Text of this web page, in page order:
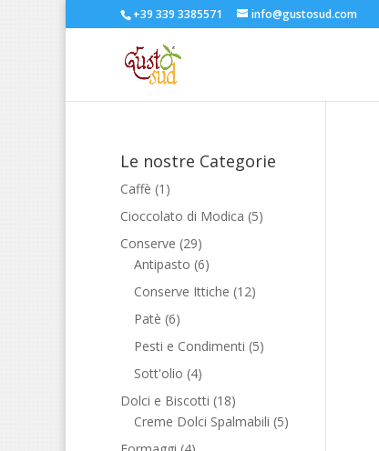
+39 339 3385571 info@gustosud.com
Le nostre Categorie
Caffè (1)
Cioccolato di Modica (5)
Conserve (29)
Antipasto (6)
Conserve Ittiche (12)
Patè (6)
Pesti e Condimenti (5)
Sott'olio (4)
Dolci e Biscotti (18)
Creme Dolci Spalmabili (5)